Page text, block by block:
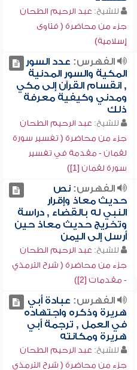
للشيخ: عبد الرحيم الطحان
جزء من محاضرة ( فتاوى
إسلامية)
الفهرس: عدد السور
المكية والسور المدنية
, انقسام القرآن إلى مكي
ومدني وكيفية معرفة
ذلك
للشيخ: عبد الرحيم الطحان
جزء من محاضرة ( تفسير سورة
لقمان - مقدمة في تفسير
سورة لقمان [1])
الفهرس:نص
حديث معاذ وإقرار
النبي له بالقضاء , دراسة
وتخريج حديث معاذ حين
أرسل إلى اليمن
للشيخ: عبد الرحيم الطحان
جزء من محاضرة ( شرح الترمذي
- مقدمات [2])
الفهرس: عبادة أبي
هريرة وذكره واجتهاده
في العمل , ترجمة أبي
هريرة ومكانته
للشيخ: عبد الرحيم الطحان
جزء من محاضرة ( شرح الترمذي